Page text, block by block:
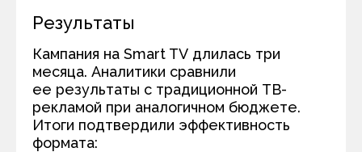
Результаты
Кампания на Smart TV длилась три
месяца. Аналитики сравнили
ее результаты с традиционной ТВ-
рекламой при аналогичном бюджете.
Итоги подтвердили эффективность
формата: